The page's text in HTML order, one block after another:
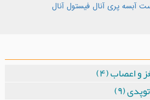
آبسه پری آنال فیستول آنال
و اعصاب (۴)
(۹)